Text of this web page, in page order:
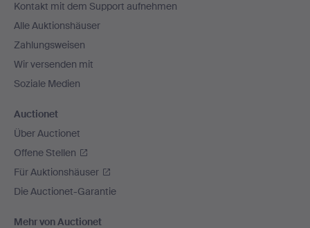
Kontakt mit dem Support aufnehmen
Alle Auktionshäuser
Zahlungsweisen
Wir versenden mit
Soziale Medien
Auctionet
Über Auctionet
Offene Stellen
Für Auktionshäuser
Die Auctionet-Garantie
Mehr von Auctionet